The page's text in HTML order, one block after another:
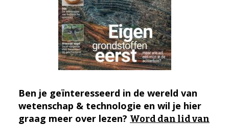
Ben je geïnteresseerd in de wereld van
wetenschap & technologie en wil je hier
graag meer over lezen? Word dan lid van